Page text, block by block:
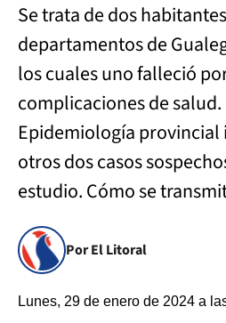
Se trata de dos
departamentos de
los cuales uno falleció
complicaciones de
Epidemiología
otros dos casos
estudio. Cómo se
Por El Litoral
Lunes, 29 de enero de 2024 a